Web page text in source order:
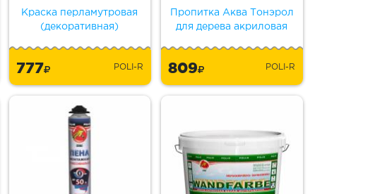
Краска перламутровая
(декоративная)
777 POLI-R
Пропитка Аква Тонэрол
для дерева акриловая
809 POLI-R